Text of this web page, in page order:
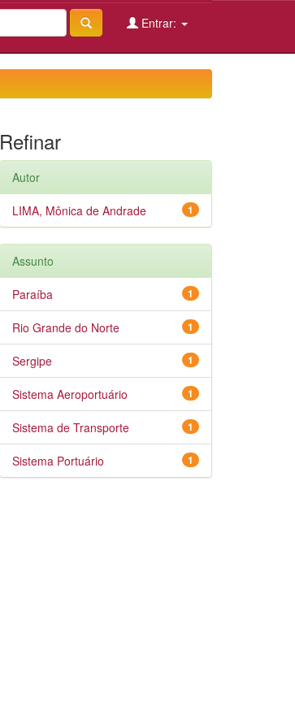
Entrar:
Refinar
Autor
1
LIMA, Mônica de Andrade
Assunto
1
Paraíba
1
Rio Grande do Norte
1
Sergipe
1
Sistema Aeroportuário
1
Sistema de Transporte
1
Sistema Portuário